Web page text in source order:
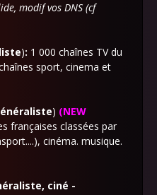
modif vos DNS (cf
): 1 000 chaînes TV du
sport, cinema et
) (NEW
françaises classées par
cinéma. musique.
ciné -